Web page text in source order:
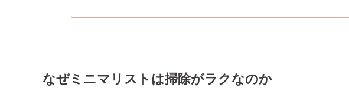
なぜミニマリストは掃除がラクなのか